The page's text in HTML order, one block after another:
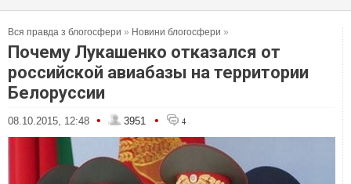
Вся правда з блогосфери » Новини блогосфери »
Почему Лукашенко отказался от
российской авиабазы на территории
Белоруссии
08.10.2015, 12:48 • 3951 • 4